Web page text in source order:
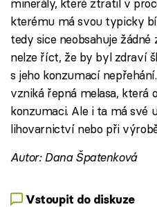
kterému má svou typicky
tedy sice neobsahuje
nelze říct, že by byl zdraví
s jeho konzumací
vzniká řepná melasa, která
konzumaci. Ale i ta má své
lihovarnictví nebo při
Autor: Dana Špatenková
Vstoupit do diskuze